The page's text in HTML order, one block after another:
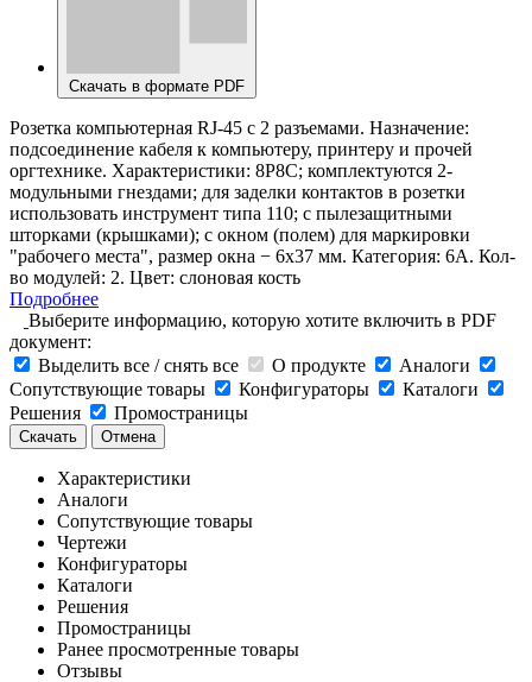
Скачать в формате PDF
Розетка компьютерная RJ-45 с 2 разъемами. Назначение:
подсоединение кабеля к компьютеру, принтеру и прочей
оргтехнике. Характеристики: 8P8C; комплектуются 2-
модульными гнездами; для заделки контактов в розетки
использовать инструмент типа 110; с пылезащитными
шторками (крышками); с окном (полем) для маркировки
"рабочего места", размер окна − 6х37 мм. Категория: 6А. Кол-
во модулей: 2. Цвет: слоновая кость
Подробнее
Выберите информацию, которую хотите включить в PDF
документ:
Выделить все / снять все
О продукте
Аналоги
Сопутствующие товары
Конфигураторы
Каталоги
Решения
Промостраницы
Скачать Отмена
Характеристики
Аналоги
Сопутствующие товары
Чертежи
Конфигураторы
Каталоги
Решения
Промостраницы
Ранее просмотренные товары
Отзывы